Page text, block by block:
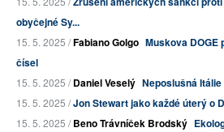
obyčejné Sy...
15. 5. 2025 /Fabiano Golgo Muskova
čísel
15. 5. 2025 /Daniel Veselý Neposlušná
15. 5. 2025 /Jon Stewart jako každé úterý o
15. 5. 2025 /Beno Trávníček Brodský